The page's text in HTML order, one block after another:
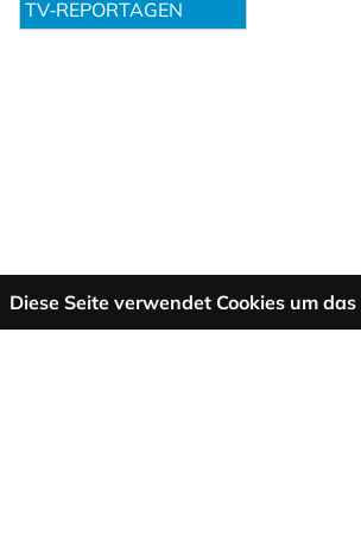
TV‑REPORTAGEN
Diese Seite verwendet Cookies um